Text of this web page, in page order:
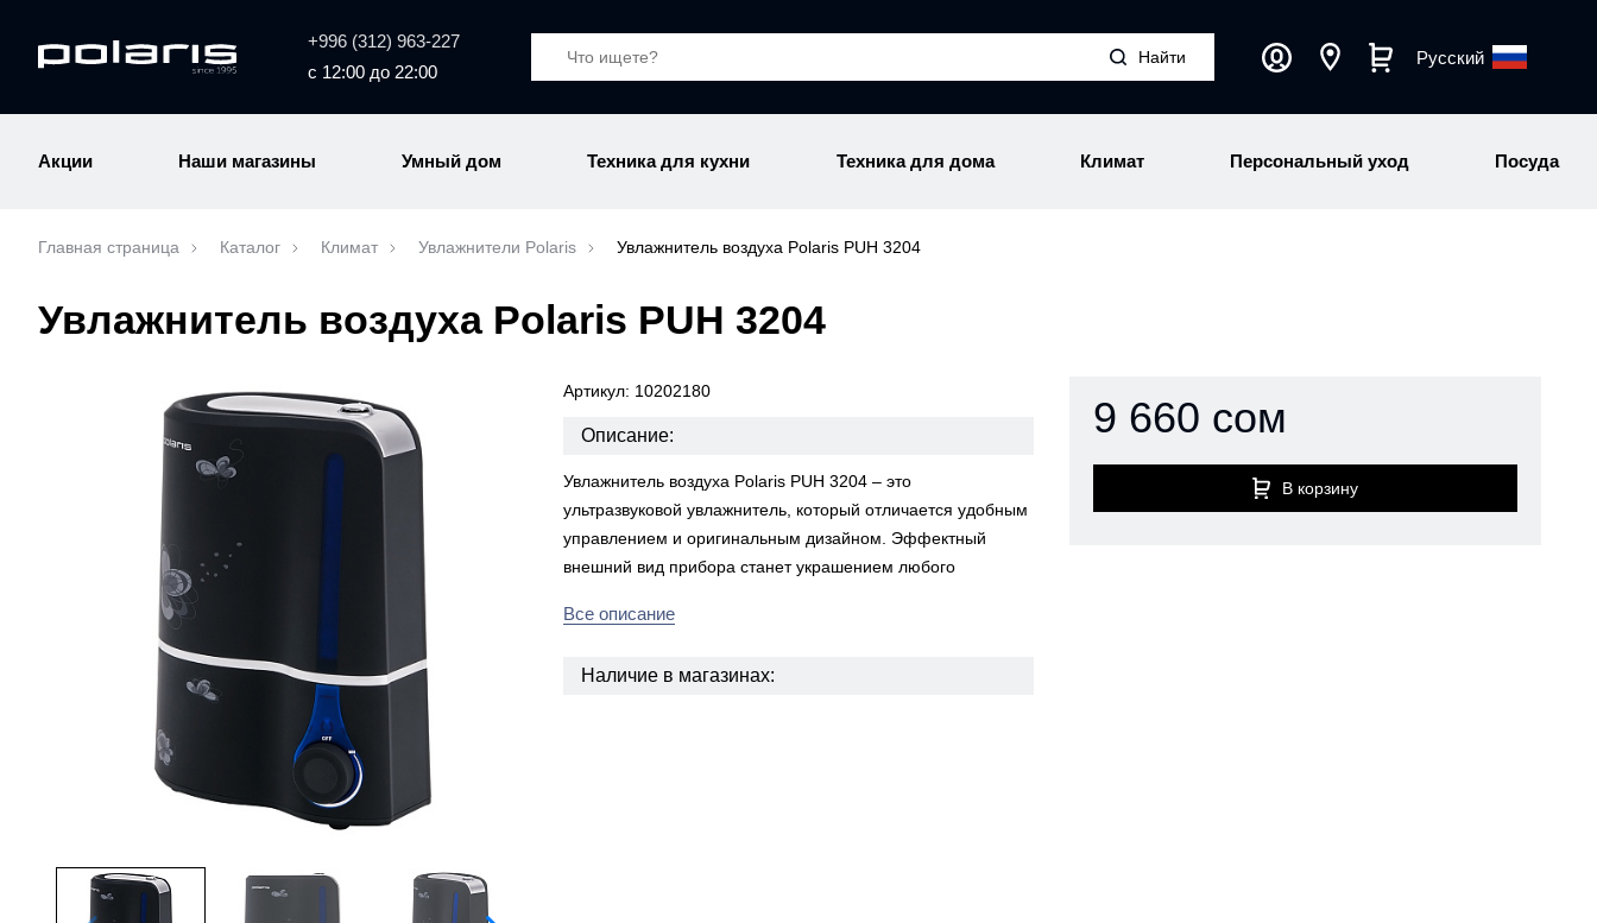
+996 (312) 963-227
с 12:00 до 22:00
Русский
Акции Наши магазины Умный дом Техника для кухни Техника для дома Климат Персональный уход Посуда
Главная страница Каталог Климат Увлажнители Polaris Увлажнитель воздуха Polaris PUH 3204
Увлажнитель воздуха Polaris PUH 3204
Артикул: 10202180
Описание:
Увлажнитель воздуха Polaris PUH 3204 – это
ультразвуковой увлажнитель, который отличается удобным
управлением и оригинальным дизайном. Эффектный
внешний вид прибора станет украшением любого
Все описание
Наличие в магазинах:
9 660 сом
В корзину